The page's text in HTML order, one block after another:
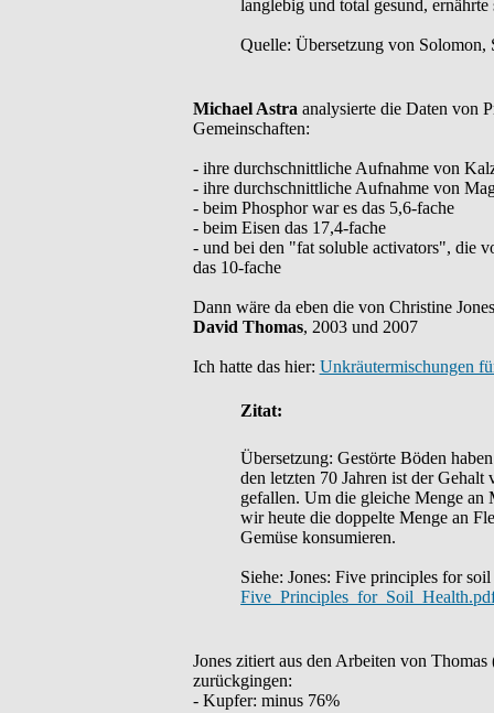
langlebig und total gesund,
Quelle: Übersetzung von Solomon,
Michael Astra analysierte die Daten von
Gemeinschaften:
- ihre durchschnittliche Aufnahme von
- ihre durchschnittliche Aufnahme von
- beim Phosphor war es das 5,6-fache
- beim Eisen das 17,4-fache
- und bei den "fat soluble activators", die
das 10-fache
Dann wäre da eben die von Christine
David Thomas, 2003 und 2007
Ich hatte das hier: Unkräutermischungen
Zitat:
Übersetzung: Gestörte Böden
den letzten 70 Jahren ist der
gefallen. Um die gleiche Menge an
wir heute die doppelte Menge an
Gemüse konsumieren.
Siehe: Jones: Five principles for
Jones zitiert aus den Arbeiten von
zurückgingen:
- Kupfer: minus 76%